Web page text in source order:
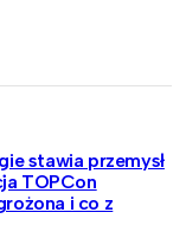
stawia przemysł
TOPCon
i co z